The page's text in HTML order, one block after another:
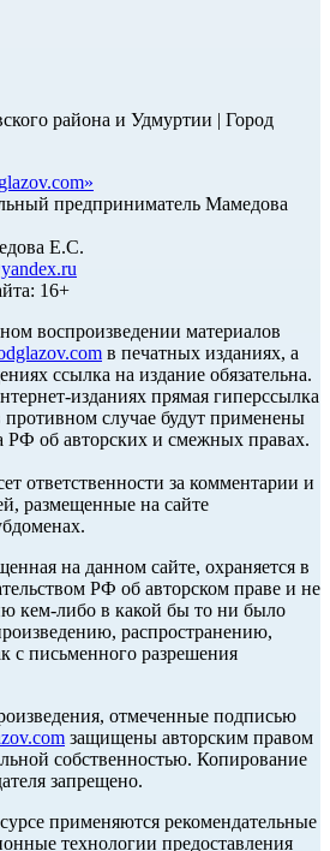
района и Удмуртии | Город
»
предприниматель Мамедова
Е.С.
16+
воспроизведении материалов
в печатных изданиях, а
ссылка на издание обязательна.
изданиях прямая гиперссылка
противном случае будут применены
РФ об авторских и смежных правах.
ответственности за комментарии и
размещенные на сайте
на данном сайте, охраняется в
РФ об авторском праве и не
кем-либо в какой бы то ни было
распространению,
с письменного разрешения
отмеченные подписью
защищены авторским правом
собственностью. Копирование
запрещено.
применяются рекомендательные
технологии предоставления